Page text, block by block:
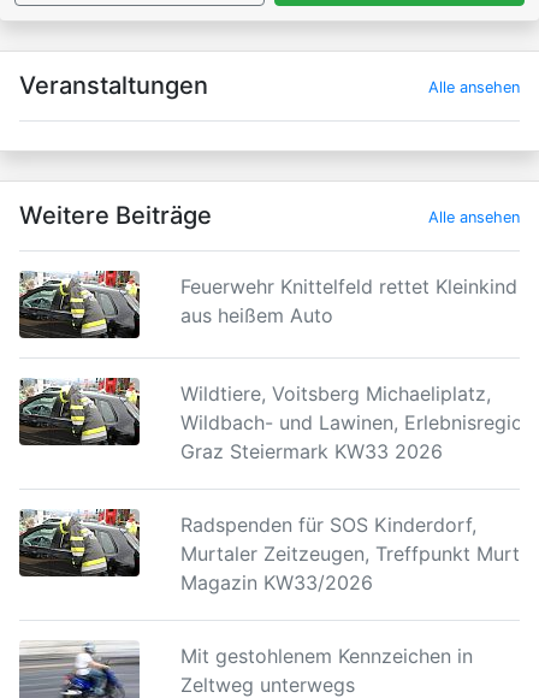
×
Veranstaltungen Alle ansehen
Weitere Beiträge Alle ansehen
Feuerwehr Knittelfeld rettet Kleinkind
aus heißem Auto
Wildtiere, Voitsberg Michaeliplatz,
Wildbach- und Lawinen, Erlebnisregion
Graz Steiermark KW33 2026
Radspenden für SOS Kinderdorf,
Murtaler Zeitzeugen, Treffpunkt Murtal
Magazin KW33/2026
Mit gestohlenem Kennzeichen in
Zeltweg unterwegs